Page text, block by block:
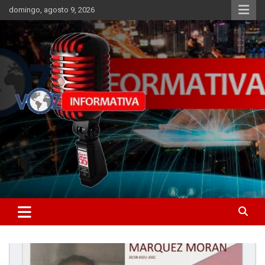
Skip
to
content
domingo, agosto 9, 2026
ncstv.info
Libertad informativa